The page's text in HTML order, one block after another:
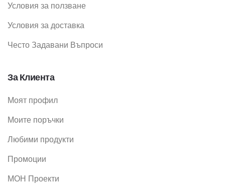
Условия за ползване
Условия за доставка
Често Задавани Въпроси
За Клиента
Моят профил
Моите поръчки
Любими продукти
Промоции
МОН Проекти